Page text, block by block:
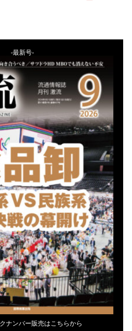
-最新号-
ナンバー販売はこちらから